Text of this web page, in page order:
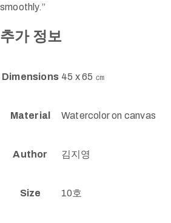
smoothly.”
추가 정보
Dimensions 45 x 65 ㎝
Material Watercolor on canvas
Author 김지영
Size 10호